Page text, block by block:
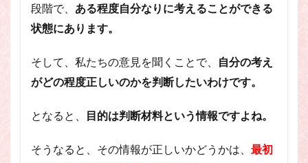
段階で、 ある程度自分なりに考えることができる
状態にあります。
そして、私たちの意見を聞くことで、
自分の考え
がどの程度正しいのかを判断したいわけです。
となると、 目的は判断材料という情報ですよね。
そうなると、その情報が正しいかどうかは、 最初